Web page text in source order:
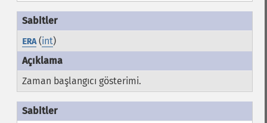
ERA(int)
Zaman başlangıcı gösterimi.